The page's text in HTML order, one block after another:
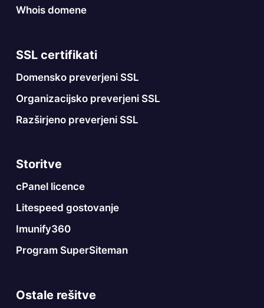
Whois domene
SSL certifikati
Domensko preverjeni SSL
Organizacijsko preverjeni SSL
Razširjeno preverjeni SSL
Storitve
cPanel licence
Litespeed gostovanje
Imunify360
Program SuperSiteman
Ostale rešitve